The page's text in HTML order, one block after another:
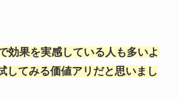
効果を実感している人も多いよ
してみる価値アリだと思いまし